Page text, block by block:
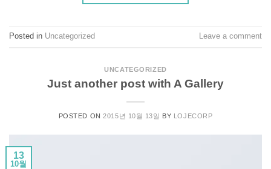
Posted in Uncategorized Leave a comment
UNCATEGORIZED
Just another post with A Gallery
POSTED ON2015년 10월 13일 BY LOJECORP
13
10월